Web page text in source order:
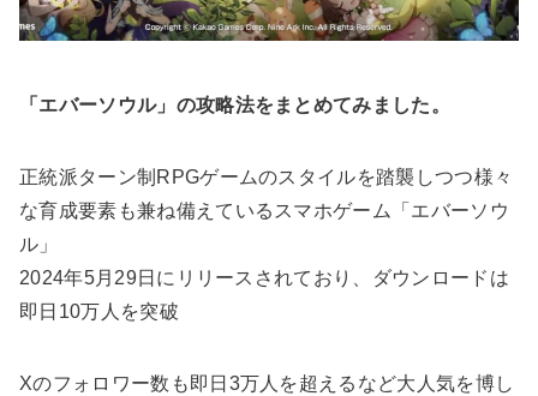
「エバーソウル」の攻略法をまとめてみました。
正統派ターン制RPGゲームのスタイルを踏襲しつつ様々
な育成要素も兼ね備えているスマホゲーム「エバーソウ
ル」
2024年5月29日にリリースされており、ダウンロードは
即日10万人を突破
Xのフォロワー数も即日3万人を超えるなど大人気を博し